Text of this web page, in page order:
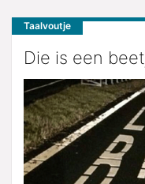
Taalvoutje
Die is een